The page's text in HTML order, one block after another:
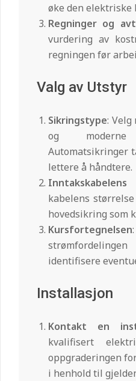
øke den elektriske
Regninger og
vurdering av
regningen før
Valg av Utstyr
Sikringstype:
og moderne
Automatsikringer
lettere å håndtere.
Inntakskabelens
kabelens
hovedsikring som
Kursfortegnelsen
identifisere
Installasjon
Kontakt en
kvalifisert
oppgraderingen
i henhold til